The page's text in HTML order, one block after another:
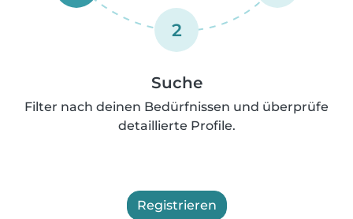
2
Suche
Filter nach deinen Bedürfnissen und überprüfe
detaillierte Profile.
Registrieren